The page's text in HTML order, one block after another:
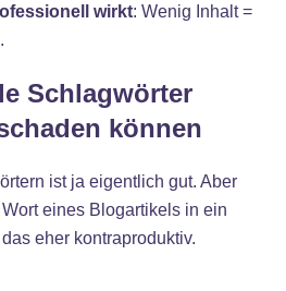
wirkt: Wenig Inhalt =
Schlagwörter
können
ist ja eigentlich gut. Aber
eines Blogartikels in ein
eher kontraproduktiv.